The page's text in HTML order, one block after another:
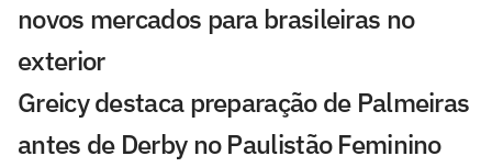
novos mercados para brasileiras no
exterior
Greicy destaca preparação de Palmeiras
antes de Derby no Paulistão Feminino